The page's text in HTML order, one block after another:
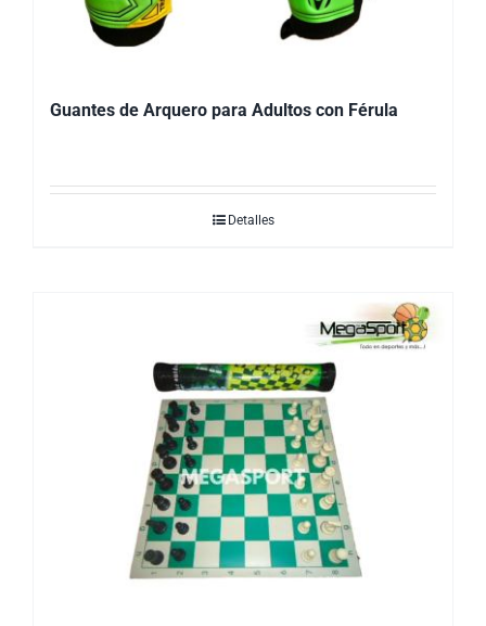
Guantes de Arquero para Adultos con Férula
Detalles